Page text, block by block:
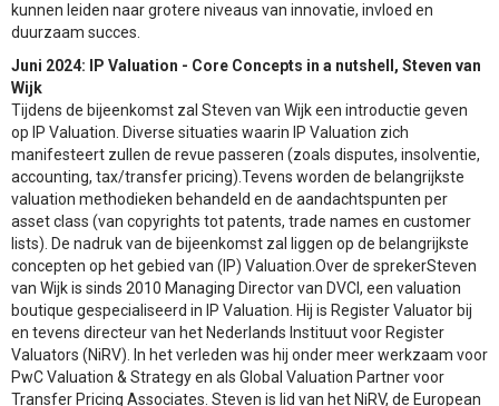
kunnen leiden naar grotere niveaus van innovatie, invloed en
duurzaam succes.
Juni 2024: IP Valuation - Core Concepts in a nutshell, Steven van
Wijk
Tijdens de bijeenkomst zal Steven van Wijk een introductie geven
op IP Valuation. Diverse situaties waarin IP Valuation zich
manifesteert zullen de revue passeren (zoals disputes, insolventie,
accounting, tax/transfer pricing).Tevens worden de belangrijkste
valuation methodieken behandeld en de aandachtspunten per
asset class (van copyrights tot patents, trade names en customer
lists). De nadruk van de bijeenkomst zal liggen op de belangrijkste
concepten op het gebied van (IP) Valuation.Over de sprekerSteven
van Wijk is sinds 2010 Managing Director van DVCI, een valuation
boutique gespecialiseerd in IP Valuation. Hij is Register Valuator bij
en tevens directeur van het Nederlands Instituut voor Register
Valuators (NiRV). In het verleden was hij onder meer werkzaam voor
PwC Valuation & Strategy en als Global Valuation Partner voor
Transfer Pricing Associates. Steven is lid van het NiRV, de European